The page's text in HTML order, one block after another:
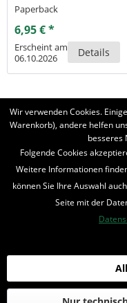
Paperback
6,95 € *
Erscheint am
06.10.2026
Details
BELIEBTE SERIEN
UNSER SHOP
* Alle Preise inkl.
Wir verwenden Cookies.
Warenkorb), andere helfen
besseres
Folgende Cookies
Weitere Informationen
können Sie Ihre Auswahl
Seite mit der